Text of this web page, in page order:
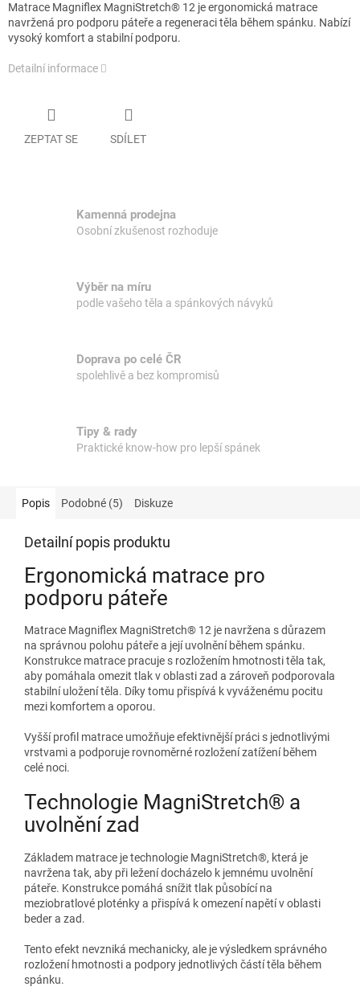
Matrace Magniflex MagniStretch® 12 je ergonomická matrace
navržená pro podporu páteře a regeneraci těla během spánku. Nabízí
vysoký komfort a stabilní podporu.
Detailní informace
ZEPTAT SE SDÍLET
Kamenná prodejna
Osobní zkušenost rozhoduje
Výběr na míru
podle vašeho těla a spánkových návyků
Doprava po celé ČR
spolehlivě a bez kompromisů
Tipy & rady
Praktické know-how pro lepší spánek
Popis Podobné (5) Diskuze
Detailní popis produktu
Ergonomická matrace pro
podporu páteře
Matrace Magniflex MagniStretch® 12 je navržena s důrazem
na správnou polohu páteře a její uvolnění během spánku.
Konstrukce matrace pracuje s rozložením hmotnosti těla tak,
aby pomáhala omezit tlak v oblasti zad a zároveň podporovala
stabilní uložení těla. Díky tomu přispívá k vyváženému pocitu
mezi komfortem a oporou.
Vyšší profil matrace umožňuje efektivnější práci s jednotlivými
vrstvami a podporuje rovnoměrné rozložení zatížení během
celé noci.
Technologie MagniStretch® a
uvolnění zad
Základem matrace je technologie MagniStretch®, která je
navržena tak, aby při ležení docházelo k jemnému uvolnění
páteře. Konstrukce pomáhá snížit tlak působící na
meziobratlové ploténky a přispívá k omezení napětí v oblasti
beder a zad.
Tento efekt nevzniká mechanicky, ale je výsledkem správného
rozložení hmotnosti a podpory jednotlivých částí těla během
spánku.